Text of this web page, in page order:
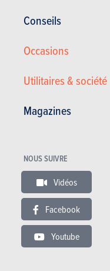
Conseils
Occasions
Utilitaires & société
Magazines
NOUS SUIVRE
Vidéos
Facebook
Youtube
Actualités
Occasions & Stock
Powered with